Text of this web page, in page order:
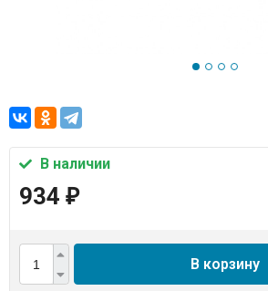
В наличии
934 ₽
В корзину